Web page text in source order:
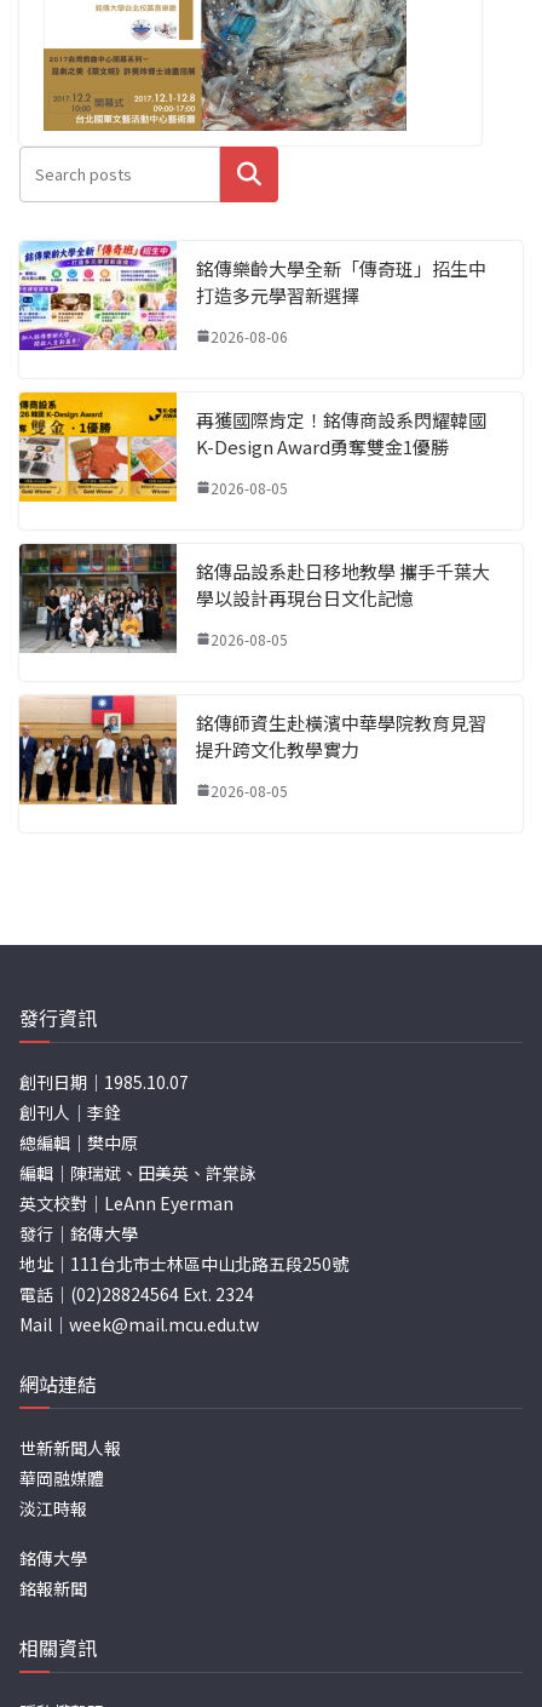
搜尋
銘傳樂齡大學全新「傳奇班」招生中
打造多元學習新選擇
2026-08-06
再獲國際肯定！銘傳商設系閃耀韓國
K-Design Award勇奪雙金1優勝
2026-08-05
銘傳品設系赴日移地教學 攜手千葉大
學以設計再現台日文化記憶
2026-08-05
銘傳師資生赴橫濱中華學院教育見習
提升跨文化教學實力
2026-08-05
發行資訊
創刊日期｜1985.10.07
創刊人｜李銓
總編輯｜樊中原
編輯｜陳瑞斌、田美英、許棠詠
英文校對｜LeAnn Eyerman
發行｜銘傳大學
地址｜111台北市士林區中山北路五段250號
電話｜(02)28824564 Ext. 2324
Mail｜ week@mail.mcu.edu.tw
網站連結
世新新聞人報
華岡融媒體
淡江時報
銘傳大學
銘報新聞
相關資訊